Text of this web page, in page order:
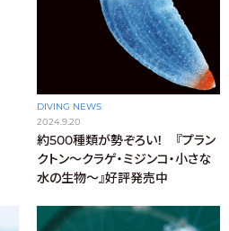
DIVING NEWS
2024.9.20
約500種類が勢ぞろい！ 『プラン
クトン～クラゲ・ミジンコ・小さな
水の生物～』好評発売中